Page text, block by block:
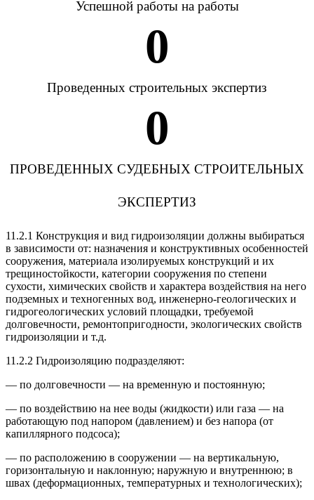
Успешной работы на работы
0
Проведенных строительных экспертиз
0
ПРОВЕДЕННЫХ СУДЕБНЫХ СТРОИТЕЛЬНЫХ
ЭКСПЕРТИЗ
11.2.1 Конструкция и вид гидроизоляции должны выбираться
в зависимости от: назначения и конструктивных особенностей
сооружения, материала изолируемых конструкций и их
трещиностойкости, категории сооружения по степени
сухости, химических свойств и характера воздействия на него
подземных и техногенных вод, инженерно-геологических и
гидрогеологических условий площадки, требуемой
долговечности, ремонтопригодности, экологических свойств
гидроизоляции и т.д.
11.2.2 Гидроизоляцию подразделяют:
— по долговечности — на временную и постоянную;
— по воздействию на нее воды (жидкости) или газа — на
работающую под напором (давлением) и без напора (от
капиллярного подсоса);
— по расположению в сооружении — на вертикальную,
горизонтальную и наклонную; наружную и внутреннюю; в
швах (деформационных, температурных и технологических);